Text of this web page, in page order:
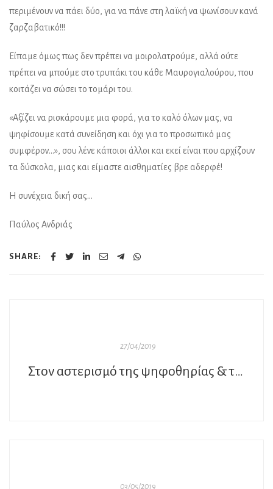
περιμένουν να πάει δύο, για να πάνε στη λαϊκή να ψωνίσουν κανά
ζαρζαβατικό!!!
Είπαμε όμως πως δεν πρέπει να μοιρολατρούμε, αλλά ούτε
πρέπει να μπούμε στο τρυπάκι του κάθε Μαυρογιαλούρου, που
κοιτάζει να σώσει το τομάρι του.
«Αξίζει να ρισκάρουμε μια φορά, για το καλό όλων μας, να
ψηφίσουμε κατά συνείδηση και όχι για το προσωπικό μας
συμφέρον…», σου λένε κάποιοι άλλοι και εκεί είναι που αρχίζουν
τα δύσκολα, μιας και είμαστε αισθηματίες βρε αδερφέ!
Η συνέχεια δική σας…
Παύλος Ανδριάς
SHARE:
27/04/2019
Στον αστερισμό της ψηφοθηρίας & το αρρωστημένο «ΕΓΩ»…
03/05/2019